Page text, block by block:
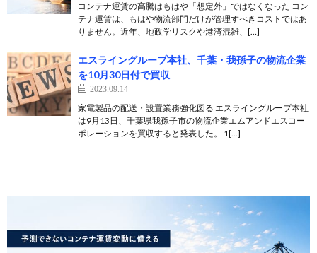
コンテナ運賃の高騰はもはや「想定外」ではなくなった コン
テナ運賃は、もはや物流部門だけが管理すべきコストではあ
りません。近年、地政学リスクや港湾混雑、[…]
エスライングループ本社、千葉・我孫子の物流企業
を10月30日付で買収
2023.09.14
家電製品の配送・設置業務強化図る エスライングループ本社
は9月13日、千葉県我孫子市の物流企業エムアンドエスコー
ポレーションを買収すると発表した。 1[…]